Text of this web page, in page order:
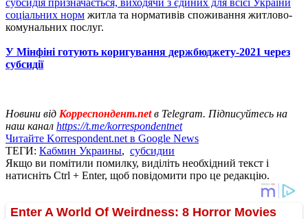
соціальних норм житла та нормативів споживання житлово-
комунальних послуг.
У Мінфіні готують коригування держбюджету-2021 через
субсидії
Новини від Корреспондент.netв Telegram. Підписуйтесь на
наш канал https://t.me/korrespondentnet
Читайте Korrespondent.net в Google News
ТЕГИ: Кабмин Украины, субсидии
Якщо ви помітили помилку, виділіть необхідний текст і
натисніть Ctrl + Enter, щоб повідомити про це редакцію.